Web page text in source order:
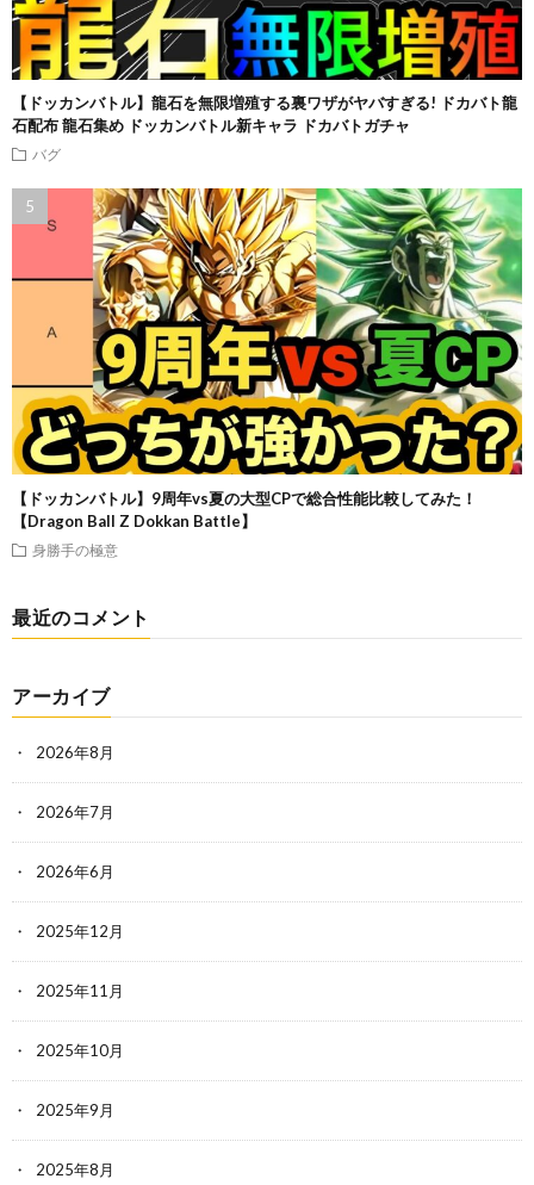
【ドッカンバトル】龍石を無限増殖する裏ワザがヤバすぎる! ドカバト龍
石配布 龍石集め ドッカンバトル新キャラ ドカバトガチャ
バグ
【ドッカンバトル】9周年vs夏の大型CPで総合性能比較してみた！
【Dragon Ball Z Dokkan Battle】
身勝手の極意
最近のコメント
アーカイブ
2026年8月
2026年7月
2026年6月
2025年12月
2025年11月
2025年10月
2025年9月
2025年8月